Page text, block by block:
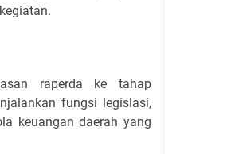
raperda ke tahap
fungsi legislasi,
keuangan daerah yang